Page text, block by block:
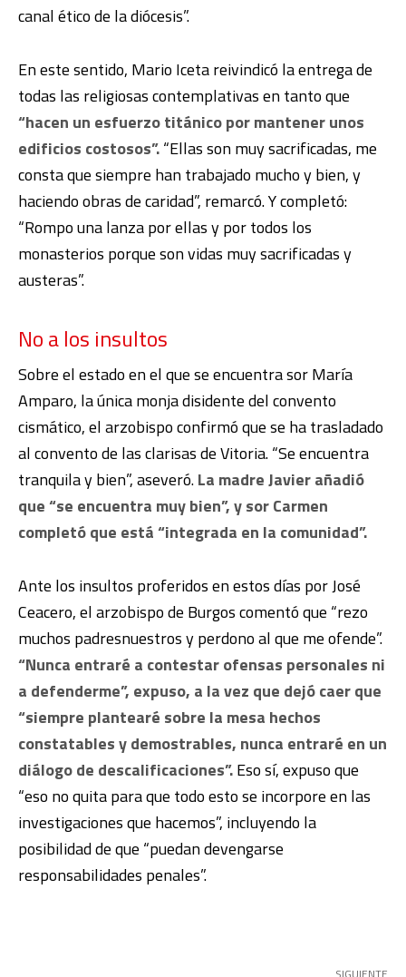
canal ético de la diócesis”.
En este sentido, Mario Iceta reivindicó la entrega de
todas las religiosas contemplativas en tanto que
“hacen un esfuerzo titánico por mantener unos
edificios costosos”.“Ellas son muy sacrificadas, me
consta que siempre han trabajado mucho y bien, y
haciendo obras de caridad”, remarcó. Y completó:
“Rompo una lanza por ellas y por todos los
monasterios porque son vidas muy sacrificadas y
austeras”.
No a los insultos
Sobre el estado en el que se encuentra sor María
Amparo, la única monja disidente del convento
cismático, el arzobispo confirmó que se ha trasladado
al convento de las clarisas de Vitoria. “Se encuentra
tranquila y bien”, aseveró.La madre Javier añadió
que “se encuentra muy bien”, y sor Carmen
completó que está “integrada en la comunidad”.
Ante los insultos proferidos en estos días por José
Ceacero, el arzobispo de Burgos comentó que “rezo
muchos padresnuestros y perdono al que me ofende”.
“Nunca entraré a contestar ofensas personales ni
a defenderme”, expuso, a la vez que dejó caer que
“siempre plantearé sobre la mesa hechos
constatables y demostrables, nunca entraré en un
diálogo de descalificaciones”.Eso sí, expuso que
“eso no quita para que todo esto se incorpore en las
investigaciones que hacemos”, incluyendo la
posibilidad de que “puedan devengarse
responsabilidades penales”.